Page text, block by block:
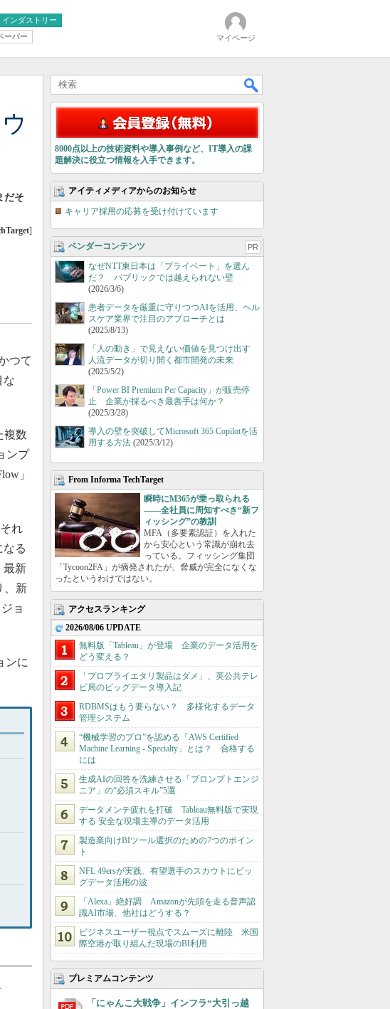
インダストリー
ーパー マイページ
だそ
]
つて
な
複数
ンプ
」
れ
なる
最新
、新
ョ
ンに
8000点以上の技術資料や導入事例など、IT導入の課
題解決に役立つ情報を入手できます。
アイティメディアからのお知らせ
キャリア採用の応募を受け付けています
ベンダーコンテンツ PR
なぜNTT東日本は「プライベート」を選ん
だ？ パブリックでは越えられない壁
(2026/3/6)
患者データを厳重に守りつつAIを活用、ヘル
スケア業界で注目のアプローチとは
(2025/8/13)
「人の動き」で見えない価値を見つけ出す
人流データが切り開く都市開発の未来
(2025/5/2)
「Power BI Premium Per Capacity」が販売停
止 企業が採るべき最善手は何か？
(2025/3/28)
導入の壁を突破してMicrosoft 365 Copilotを活
用する方法 (2025/3/12)
From Informa TechTarget
瞬時にM365が乗っ取られる
――全社員に周知すべき“新フ
ィッシング”の教訓
MFA（多要素認証）を入れた
から安心という常識が崩れ去
っている。フィッシング集団
「Tycoon2FA」が摘発されたが、脅威が完全になくな
ったというわけではない。
アクセスランキング
2026/08/06 UPDATE
無料版「Tableau」が登場 企業のデータ活用を
どう変える？
「プロプライエタリ製品はダメ」、英公共テレ
ビ局のビッグデータ導入記
RDBMSはもう要らない？ 多様化するデータ
管理システム
“機械学習のプロ”を認める「AWS Certified
Machine Learning - Specialty」とは？ 合格する
には
生成AIの回答を洗練させる「プロンプトエンジ
ニア」の“必須スキル”5選
データメンテ疲れを打破 Tableau無料版で実現
する 安全な現場主導のデータ活用
製造業向けBIツール選択のための7つのポイン
ト
NFL 49ersが実践、有望選手のスカウトにビッ
グデータ活用の波
「Alexa」絶好調 Amazonが先頭を走る音声認
識AI市場、他社はどうする？
ビジネスユーザー視点でスムーズに離陸 米国
際空港が取り組んだ現場のBI利用
プレミアムコンテンツ
「にゃんこ大戦争」インフラ“大引っ越